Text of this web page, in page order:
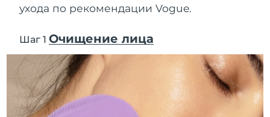
ухода по рекомендации Vogue.
Шаг 1Очищение лица
Ожидаемая дата доставки
о-в Мэн
11.08.2026
Израиль
Ожидаемая дата доставки
13.08.2026